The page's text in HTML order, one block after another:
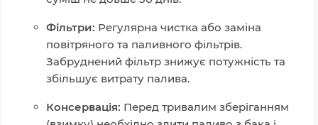
Фільтри: Регулярна чистка або заміна
повітряного та паливного фільтрів.
Забруднений фільтр знижує потужність та
збільшує витрату палива.
Консервація: Перед тривалим зберіганням